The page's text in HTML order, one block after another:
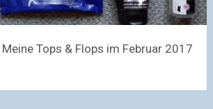
Tops & Flops im Februar 2017